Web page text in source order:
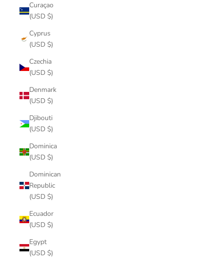
Curaçao
(USD $)
Cyprus
(USD $)
Czechia
(USD $)
Denmark
(USD $)
Djibouti
(USD $)
Dominica
(USD $)
Dominican
Republic
(USD $)
Ecuador
(USD $)
Egypt
(USD $)